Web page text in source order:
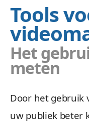
Tools
Het
meten
Door het gebruik
uw publiek beter